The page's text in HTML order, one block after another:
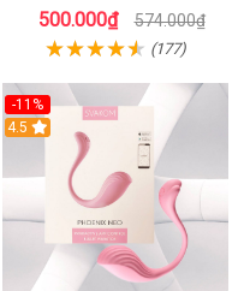
sành điệu
500.000₫ 574.000₫
(177)
-11%
4.5